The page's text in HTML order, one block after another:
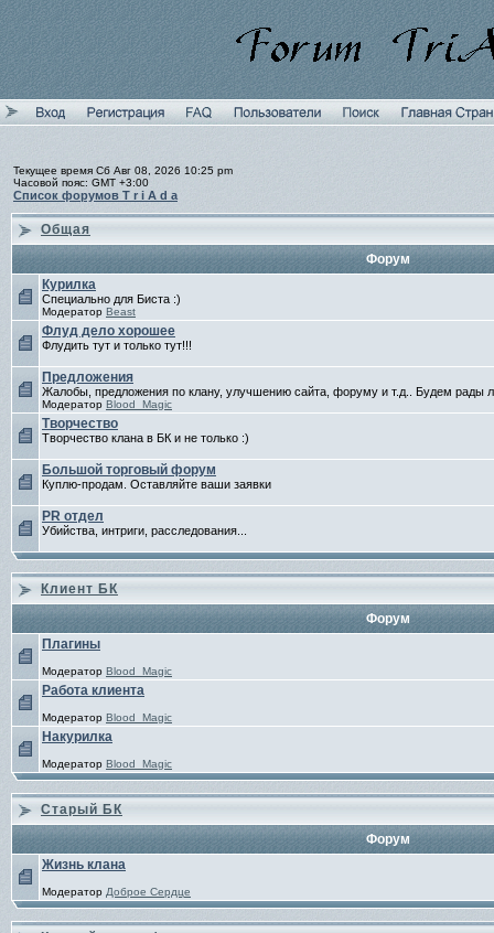
Текущее время Сб Авг 08, 2026 10:25 pm
Часовой пояс: GMT +3:00
Список форумов T r i A d a
Общая
Форум
Курилка
Специально для Биста :)
Модератор Beast
Флуд дело хорошее
Флудить тут и только тут!!!
Предложения
Жалобы, предложения по клану, улучшению сайта, форуму и т.д.. Будем рады
Модератор Blood_Magic
Творчество
Творчество клана в БК и не только :)
Большой торговый форум
Куплю-продам. Оставляйте ваши заявки
PR отдел
Убийства, интриги, расследования...
Клиент БК
Форум
Плагины
Модератор Blood_Magic
Работа клиента
Модератор Blood_Magic
Накурилка
Модератор Blood_Magic
Старый БК
Форум
Жизнь клана
Модератор Доброе Сердце